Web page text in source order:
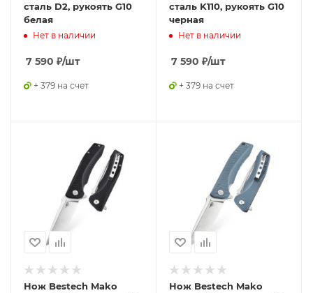
сталь D2, рукоять G10
белая
Нет в наличии
7 590 ₽/шт
+ 379 на счет
сталь K110, рукоять G10
черная
Нет в наличии
7 590 ₽/шт
+ 379 на счет
Нож Bestech Mako
Нож Bestech Mako